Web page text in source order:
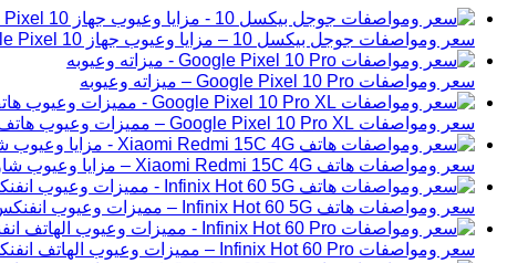
سعر ومواصفات جوجل بيكسل 10 – مزايا وعيوب جهاز Google Pixel 10
سعر ومواصفات Google Pixel 10 Pro – ميزاته وعيوبه
سعر ومواصفات Google Pixel 10 Pro XL – مميزات وعيوب هاتف جوجل بيكسل 10 برو إكس ال
سعر ومواصفات هاتف Xiaomi Redmi 15C 4G – مزايا وعيوب شاومي ريدمي 15C
سعر ومواصفات هاتف Infinix Hot 60 5G – مميزات وعيوب انفنكس هوت 60 الجيل الخامس
سعر ومواصفات Infinix Hot 60 Pro – مميزات وعيوب الهاتف انفنكس هوت 60 برو